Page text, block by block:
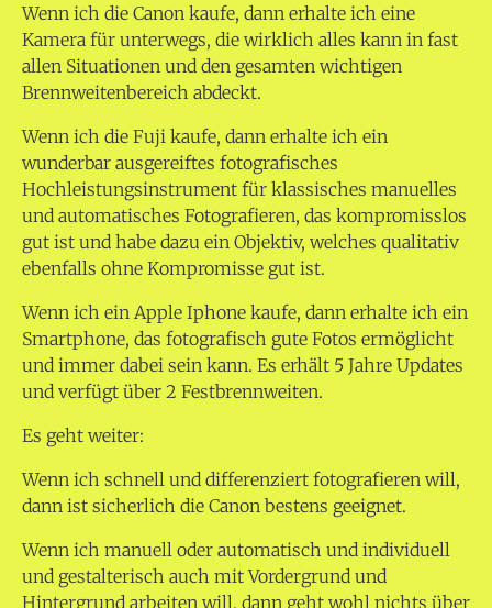
Wenn ich die Canon kaufe, dann erhalte ich eine
Kamera für unterwegs, die wirklich alles kann in fast
allen Situationen und den gesamten wichtigen
Brennweitenbereich abdeckt.
Wenn ich die Fuji kaufe, dann erhalte ich ein
wunderbar ausgereiftes fotografisches
Hochleistungsinstrument für klassisches manuelles
und automatisches Fotografieren, das kompromisslos
gut ist und habe dazu ein Objektiv, welches qualitativ
ebenfalls ohne Kompromisse gut ist.
Wenn ich ein Apple Iphone kaufe, dann erhalte ich ein
Smartphone, das fotografisch gute Fotos ermöglicht
und immer dabei sein kann. Es erhält 5 Jahre Updates
und verfügt über 2 Festbrennweiten.
Es geht weiter:
Wenn ich schnell und differenziert fotografieren will,
dann ist sicherlich die Canon bestens geeignet.
Wenn ich manuell oder automatisch und individuell
und gestalterisch auch mit Vordergrund und
Hintergrund arbeiten will, dann geht wohl nichts über